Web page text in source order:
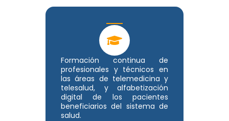
Formación continua de
profesionales y técnicos en
las áreas de telemedicina y
telesalud, y alfabetización
digital de los pacientes
beneficiarios del sistema de
salud.